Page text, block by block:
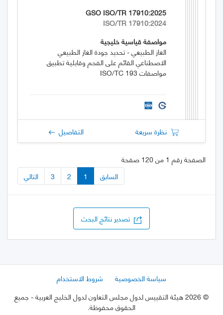
GSO ISO/TR 17910:2025
ISO/TR 17910:2024
مواصفة قياسية خليجية
الغاز الطبيعي - تحديد جودة الغاز الطبيعي
الاصطناعي القائم على الفحم وقابلية تطبيق
مواصفات ISO/TC 193
نظرة سريعة التفاصيل
الصفحة رقم 1 من 120 صفحة
السابق
1
2
3 التالي
تصدير نتائج البحث
سياسة الخصوصية
شروط الاستخدام
©2026 هيئة التقييس لدول مجلس التعاون لدول الخليج العربية
- جميع
الحقوق محفوظة.